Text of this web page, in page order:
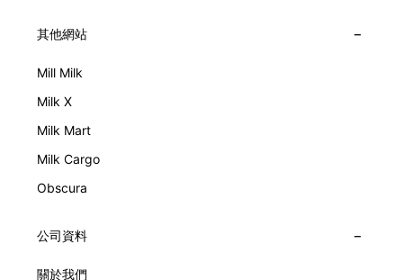
其他網站
Mill Milk
Milk X
Milk Mart
Milk Cargo
Obscura
公司資料
關於我們